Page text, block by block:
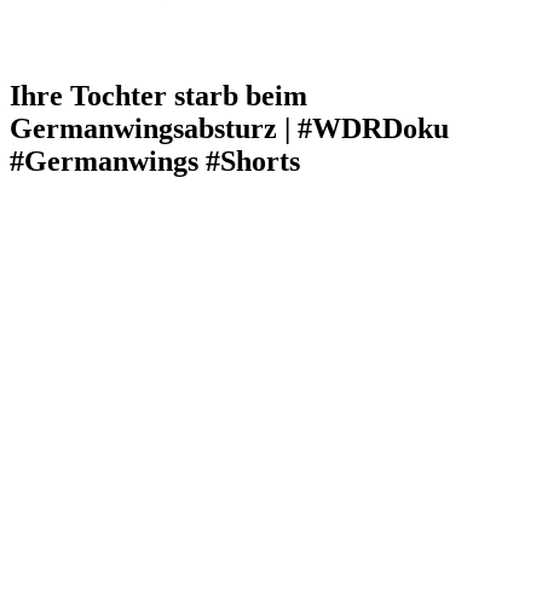
Ihre Tochter starb beim
Germanwingsabsturz | #WDRDoku
#Germanwings #Shorts